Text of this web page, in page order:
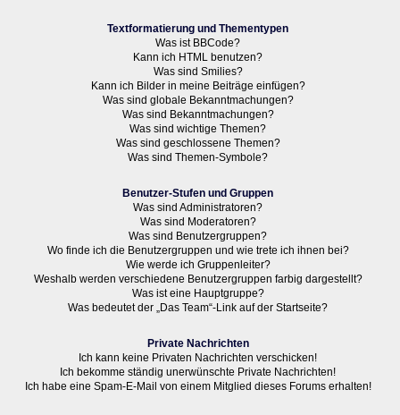
Textformatierung und Thementypen
Was ist BBCode?
Kann ich HTML benutzen?
Was sind Smilies?
Kann ich Bilder in meine Beiträge einfügen?
Was sind globale Bekanntmachungen?
Was sind Bekanntmachungen?
Was sind wichtige Themen?
Was sind geschlossene Themen?
Was sind Themen-Symbole?
Benutzer-Stufen und Gruppen
Was sind Administratoren?
Was sind Moderatoren?
Was sind Benutzergruppen?
Wo finde ich die Benutzergruppen und wie trete ich ihnen bei?
Wie werde ich Gruppenleiter?
Weshalb werden verschiedene Benutzergruppen farbig dargestellt?
Was ist eine Hauptgruppe?
Was bedeutet der „Das Team“-Link auf der Startseite?
Private Nachrichten
Ich kann keine Privaten Nachrichten verschicken!
Ich bekomme ständig unerwünschte Private Nachrichten!
Ich habe eine Spam-E-Mail von einem Mitglied dieses Forums erhalten!